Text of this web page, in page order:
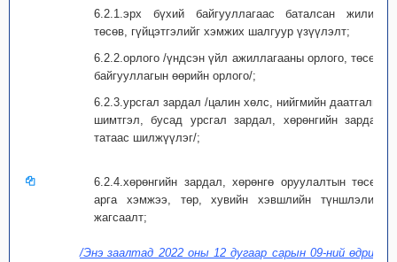
6.2.1.эрх бүхий байгууллагаас баталсан жилийн
төсөв, гүйцэтгэлийг хэмжих шалгуур үзүүлэлт;
6.2.2.орлого /үндсэн үйл ажиллагааны орлого, төсөвт
байгууллагын өөрийн орлого/;
6.2.3.урсгал зардал /цалин хөлс, нийгмийн даатгалын
шимтгэл, бусад урсгал зардал, хөрөнгийн зардал,
татаас шилжүүлэг/;
6.2.4.хөрөнгийн зардал, хөрөнгө оруулалтын төсөл,
арга хэмжээ, төр, хувийн хэвшлийн түншлэлийн
жагсаалт;
/Энэ заалтад 2022 оны 12 дугаар сарын 09-ний өдрийн